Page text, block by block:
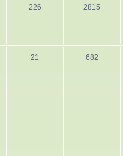
226 2815
21 682